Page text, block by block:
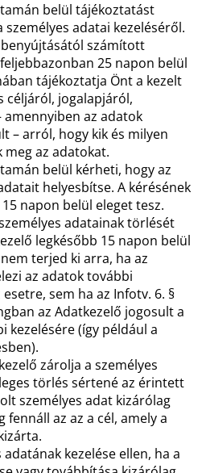
belül tájékoztatást
adatai kezeléséről.
számított
25 napon belül
tájékoztatja Önt a kezelt
céljáról, jogalapjáról,
az adatok
– arról, hogy kik és milyen
meg az adatokat.
belül kérheti, hogy az
helyesbítse. A kérésének
napon belül eleget tesz.
adatainak törlését
legkésőbb 15 napon belül
terjed ki arra, ha az
az adatok további
sem ha az Infotv. 6. §
az Adatkezelő jogosult a
kezelésére (így például a
zárolja a személyes
törlés sértené az érintett
személyes adat kizárólag
az az a cél, amely a
kezelése ellen, ha a